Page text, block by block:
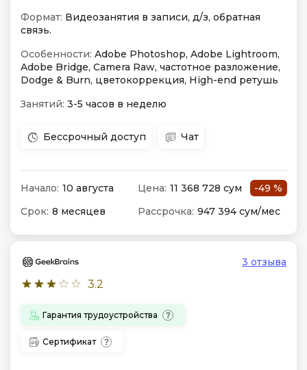
Формат: Видеозанятия в записи, д/з, обратная
связь.
Особенности: Adobe Photoshop, Adobe Lightroom,
Adobe Bridge, Camera Raw, частотное разложение,
Dodge & Burn, цветокоррекция, High-end ретушь
Занятий: 3-5 часов в неделю
Бессрочный доступ Чат
Начало: 10 августа Цена: 11 368 728 сум
-49 %
Срок: 8 месяцев Рассрочка: 947 394 сум/мес
3.2
3 отзыва
Гарантия трудоустройства
Сертификат